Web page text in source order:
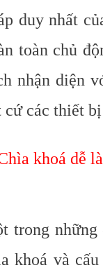
duy nhất
toàn chủ
nhận diện
cứ các thiết
khoá dễ
trong những
khoá và